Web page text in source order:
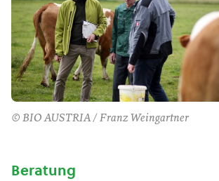
© BIO AUSTRIA / Franz Weingartner
Beratung